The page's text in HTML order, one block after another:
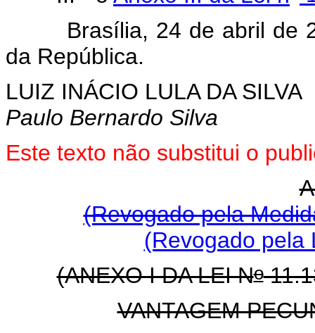
Brasília, 24 de abril de
da República.
LUIZ INÁCIO LULA DA SILVA
Paulo Bernardo Silva
Este texto não substitui o
(Revogado pela
(Revogado pela
(ANEXO I DA LEI No
VANTAGEM